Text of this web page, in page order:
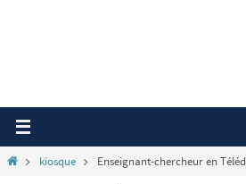
Homekiosque Enseignant-chercheur en